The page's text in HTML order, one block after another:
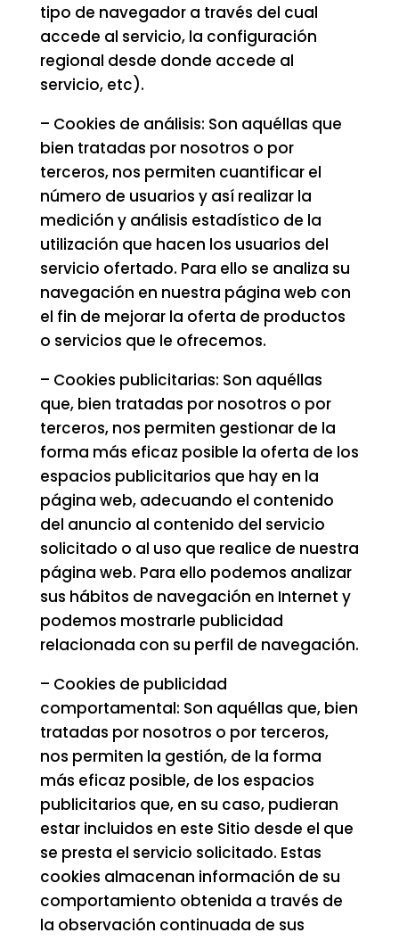
tipo de navegador a través del cual
accede al servicio, la configuración
regional desde donde accede al
servicio, etc).
– Cookies de análisis: Son aquéllas que
bien tratadas por nosotros o por
terceros, nos permiten cuantificar el
número de usuarios y así realizar la
medición y análisis estadístico de la
utilización que hacen los usuarios del
servicio ofertado. Para ello se analiza su
navegación en nuestra página web con
el fin de mejorar la oferta de productos
o servicios que le ofrecemos.
– Cookies publicitarias: Son aquéllas
que, bien tratadas por nosotros o por
terceros, nos permiten gestionar de la
forma más eficaz posible la oferta de los
espacios publicitarios que hay en la
página web, adecuando el contenido
del anuncio al contenido del servicio
solicitado o al uso que realice de nuestra
página web. Para ello podemos analizar
sus hábitos de navegación en Internet y
podemos mostrarle publicidad
relacionada con su perfil de navegación.
– Cookies de publicidad
comportamental: Son aquéllas que, bien
tratadas por nosotros o por terceros,
nos permiten la gestión, de la forma
más eficaz posible, de los espacios
publicitarios que, en su caso, pudieran
estar incluidos en este Sitio desde el que
se presta el servicio solicitado. Estas
cookies almacenan información de su
comportamiento obtenida a través de
la observación continuada de sus